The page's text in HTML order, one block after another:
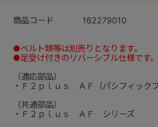
商品コード 162279010
●ベルト類等は別売りとなります。
●足受け付きのリバーシブル仕様です。
（適応部品）
・Ｆ２ｐｌｕｓ ＡＦ（パシフィックブ
（共通部品）
・Ｆ２ｐｌｕｓ ＡＦ シリーズ